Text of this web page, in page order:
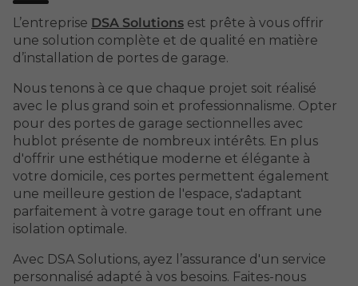
L’entreprise DSA Solutions est prête à vous offrir
une solution complète et de qualité en matière
d’installation de portes de garage.
Nous tenons à ce que chaque projet soit réalisé
avec le plus grand soin et professionnalisme. Opter
pour des portes de garage sectionnelles avec
hublot présente de nombreux intérêts. En plus
d'offrir une esthétique moderne et élégante à
votre domicile, ces portes permettent également
une meilleure gestion de l'espace, s'adaptant
parfaitement à votre garage tout en offrant une
isolation optimale.
Avec DSA Solutions, ayez l’assurance d'un service
personnalisé adapté à vos besoins. Faites-nous